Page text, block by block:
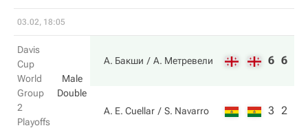
03.02, 18:05
Davis
Cup
World
Group
2
Playoffs
Male
Double
А. Бакши А. Метревели 6 6
A. E. Cuellar S. Navarro 3 2